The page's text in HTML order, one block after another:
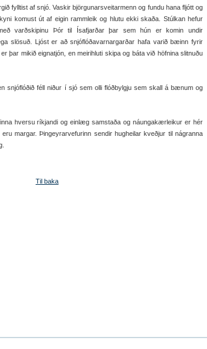
fylltist af snjó. Vaskir björgunarsveitarmenn og fundu hana fljótt og
komust út af eigin rammleik og hlutu ekki skaða. Stúlkan hefur
varðskipinu Þór til Ísafjarðar þar sem hún er komin undir
slösuð. Ljóst er að snjóflóðavarnargarðar hafa varið bæinn fyrir
þar mikið eignatjón, en meirihluti skipa og báta við höfnina slitnuðu
snjóflóðið féll niður í sjó sem olli flóðbylgju sem skall á bænum og
hversu ríkjandi og einlæg samstaða og náungakærleikur er hér
margar. Þingeyrarvefurinn sendir hugheilar kveðjur til nágranna
Til baka